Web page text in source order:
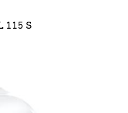
115 S